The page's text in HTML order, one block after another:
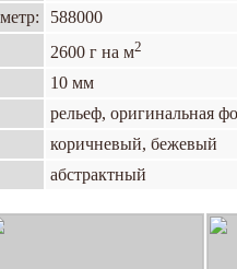
588000
2600 г на м2
10 мм
рельеф, оригинальная
коричневый, бежевый
абстрактный